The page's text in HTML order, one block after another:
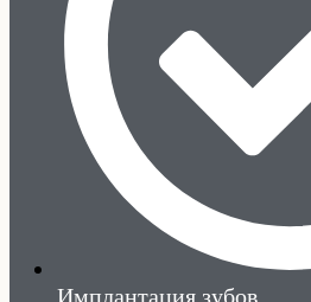
Имплантация зубов